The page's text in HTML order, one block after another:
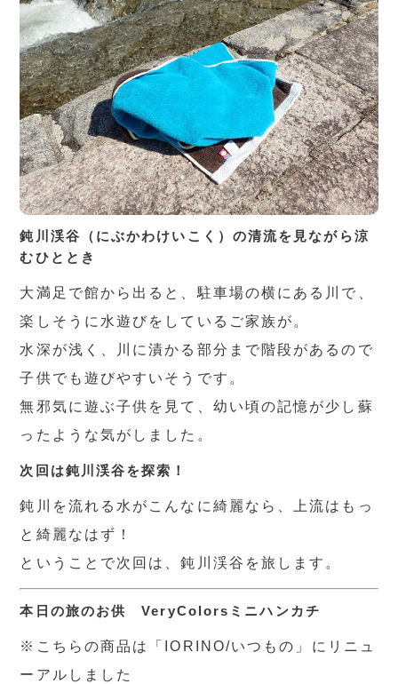
鈍川渓谷（にぶかわけいこく）の清流を見ながら涼
むひととき
大満足で館から出ると、駐車場の横にある川で、
楽しそうに水遊びをしているご家族が。
水深が浅く、川に漬かる部分まで階段があるので
子供でも遊びやすいそうです。
無邪気に遊ぶ子供を見て、幼い頃の記憶が少し蘇
ったような気がしました。
次回は鈍川渓谷を探索！
鈍川を流れる水がこんなに綺麗なら、上流はもっ
と綺麗なはず！
ということで次回は、鈍川渓谷を旅します。
本日の旅のお供 VeryColorsミニハンカチ
※こちらの商品は「IORINO/いつもの」にリニュ
ーアルしました